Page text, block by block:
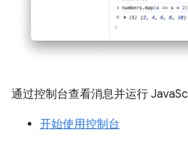
通过控制台查看消息并运行
开始使用控制台